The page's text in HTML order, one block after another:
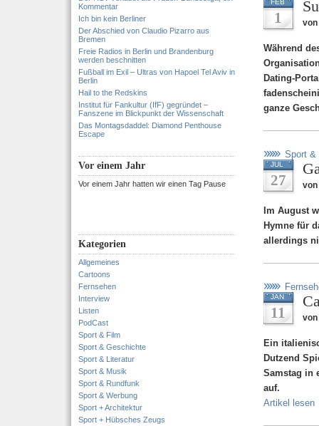
Kommentar
Ich bin kein Berliner
Der Abschied von Claudio Pizarro aus
Bremen
Freie Radios in Berlin und Brandenburg
werden beschnitten
Fußball im Exil – Ultras von Hapoel Tel Aviv in
Berlin
Hail to the Redskins
Institut für Fankultur (IfF) gegründet –
Fanszene im Blickpunkt der Wissenschaft
Das Montagsdaddel: Diamond Penthouse
Escape
Vor einem Jahr
Vor einem Jahr hatten wir einen Tag Pause
Kategorien
Allgemeines
Cartoons
Fernsehen
Interview
Listen
PodCast
Sport & Film
Sport & Geschichte
Sport & Literatur
Sport & Musik
Sport & Rundfunk
Sport & Werbung
Sport + Architektur
Sport + Hübsches Zeugs
FEB
1
Während
Dating-
ganze
Sport &
JUL
27 von
Im August
Hymne für
allerdings
JAN
11 von
Ein
Dutzend
Samstag in
auf.
Artikel lesen